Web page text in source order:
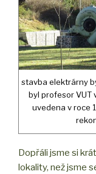
stavba elektrárny
byl profesor VUT
uvedena v roce
Dopřáli jsme si
lokality, než jsme